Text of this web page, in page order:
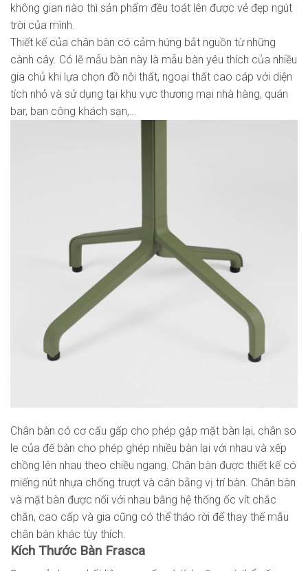
không gian nào thì sản phẩm đều toát lên được vẻ đẹp ngút
trời của mình.
Thiết kế của chân bàn có cảm hứng bắt nguồn từ những
cành cây. Có lẽ mẫu bàn này là mẫu bàn yêu thích của nhiều
gia chủ khi lựa chọn đồ nội thất, ngoại thất cao cáp với diện
tích nhỏ và sử dụng tại khu vực thương mại nhà hàng, quán
bar, ban công khách sạn,…
Chân bàn có cơ cấu gấp cho phép gập mặt bàn lại, chân so
le của đế bàn cho phép ghép nhiều bàn lại với nhau và xếp
chồng lên nhau theo chiều ngang. Chân bàn được thiết kế có
miếng nút nhựa chống trượt và cân bằng vị trí bàn. Chân bàn
và mặt bàn được nối với nhau bằng hệ thống ốc vít chắc
chắn, cao cấp và gia cũng có thể tháo rời để thay thế mẫu
chân bàn khác tùy thích.
Kích Thước Bàn Frasca